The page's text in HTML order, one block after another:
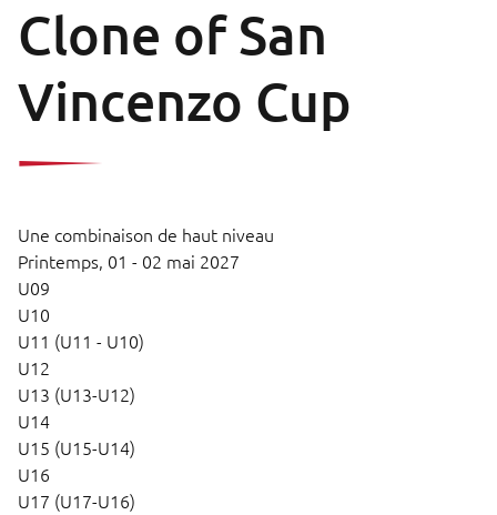
Clone of San
Vincenzo Cup
Une combinaison de haut niveau
Printemps, 01 - 02 mai 2027
U09
U10
U11 (U11 - U10)
U12
U13 (U13-U12)
U14
U15 (U15-U14)
U16
U17 (U17-U16)